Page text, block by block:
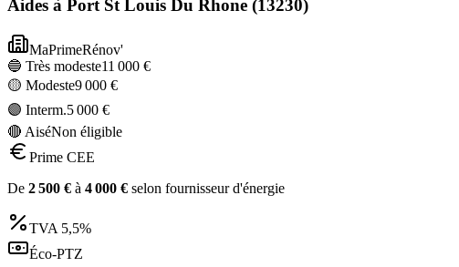
Aides à Port St Louis Du Rhone (13230)
MaPrimeRénov'
🔵 Très modeste11 000 €
🟡 Modeste9 000 €
🟣 Interm.5 000 €
🔴 AiséNon éligible
Prime CEE
De 2 500 € à 4 000 € selon fournisseur d'énergie
TVA 5,5%
Éco-PTZ